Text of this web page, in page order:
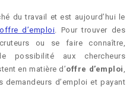
du travail et est aujourd’hui le
d’emploi. Pour trouver des
ou se faire connaître,
possibilité aux chercheurs
en matière d’offre d’emploi,
d’emploi et payant